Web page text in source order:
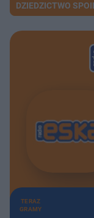
DZIEDZICTWO
TERAZ
GRAMY